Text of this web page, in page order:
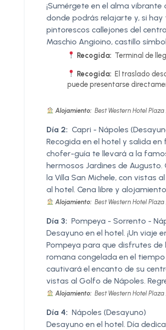
¡Sumérgete en el alma
donde podrás relajarte y, si
pintorescos callejones del
Maschio Angioino, castillo
Recogida: Terminal de
Recogida: El traslado
puede presentarse
Alojamiento: Best Western Hotel
Día 2: Capri - Nápoles
Recogida en el hotel y salida
chofer-guía te llevará a la
hermosos Jardines de
la Villa San Michele, con vistas
al hotel. Cena libre y
Alojamiento: Best Western Hotel
Día 3: Pompeya - Sorrento -
Desayuno en el hotel. ¡Un
Pompeya para que disfrutes
romana congelada en el
cautivará el encanto de su
vistas al Golfo de Nápoles.
Alojamiento: Best Western Hotel
Día 4: Nápoles (Desayuno)
Desayuno en el hotel. Día